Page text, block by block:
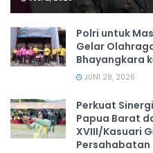
Polri untuk
Gelar
Bhayangkara
JUNI 28, 2026
‎Perkuat
Papua Barat
XVIII/Kasuari
Persahabatan